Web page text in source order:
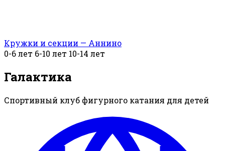
Кружки и секции — Аннино
0-6 лет 6-10 лет 10-14 лет
Галактика
Спортивный клуб фигурного катания для детей